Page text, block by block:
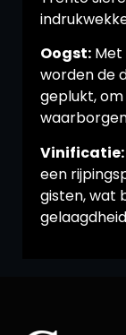
Oogst:
worden de
geplukt,
Vinificatie:
een
gisten, wat